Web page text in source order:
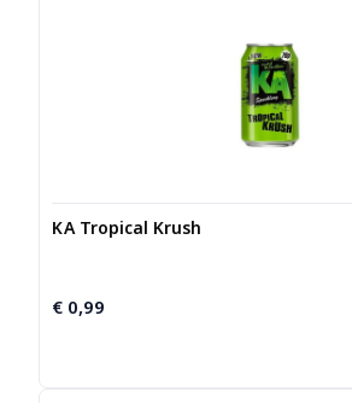
KA Tropical Krush
€ 0,99